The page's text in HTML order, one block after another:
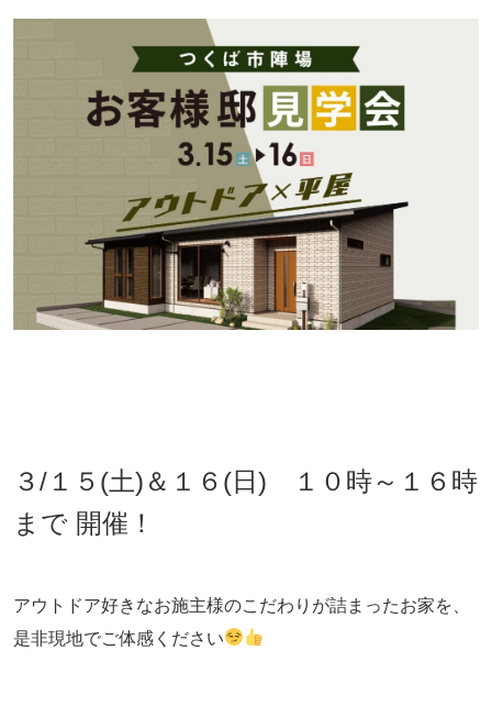
３/１５(土)＆１６(日) １０時～１６時
まで 開催！
アウトドア好きなお施主様のこだわりが詰まったお家を、
是非現地でご体感ください